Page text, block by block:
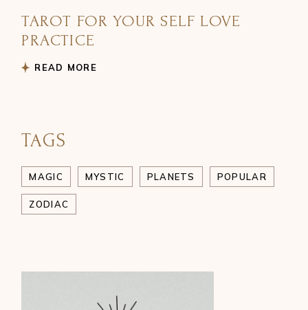
TAROT FOR YOUR SELF LOVE
PRACTICE
READ MORE
TAGS
MAGIC MYSTIC PLANETS POPULAR
ZODIAC